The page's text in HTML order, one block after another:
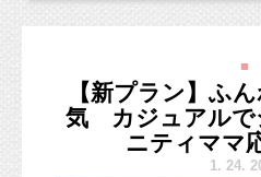
そんな形で考えているの
スナップ写真（スナップ
人物などの被写体を、自
で早撮り（即興的撮影）
■
【新プラン】ふ
気 カジュアルで
ニティママ
1. 24.